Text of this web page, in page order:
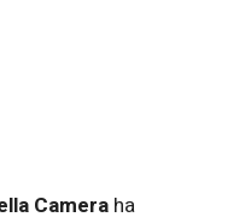
Camera ha